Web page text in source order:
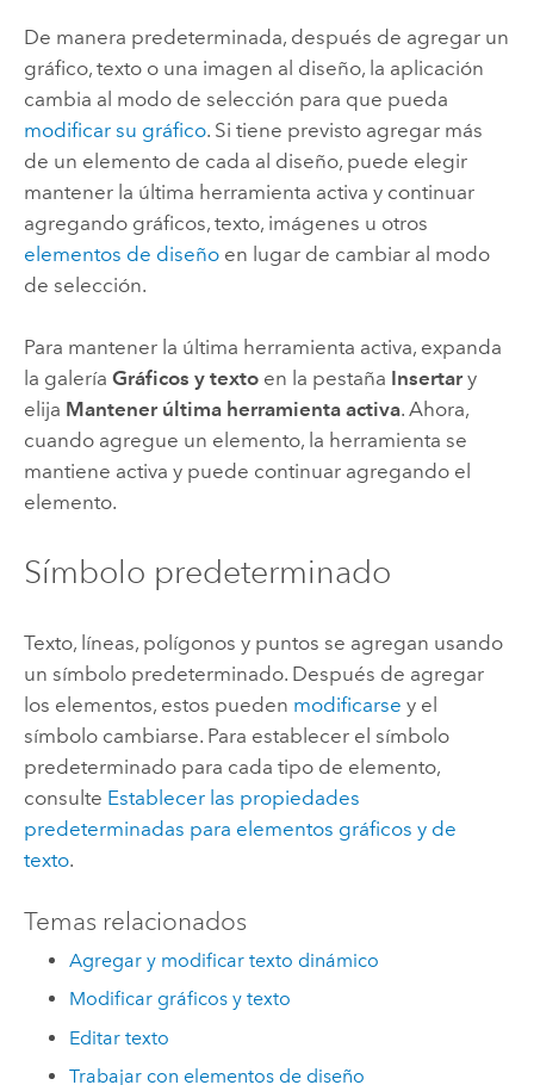
De manera predeterminada, después de agregar un
gráfico, texto o una imagen al diseño, la aplicación
cambia al modo de selección para que pueda
modificar su gráfico. Si tiene previsto agregar más
de un elemento de cada al diseño, puede elegir
mantener la última herramienta activa y continuar
agregando gráficos, texto, imágenes u otros
elementos de diseñoen lugar de cambiar al modo
de selección.
Para mantener la última herramienta activa, expanda
la galería Gráficos y textoen la pestaña Insertary
elija Mantener última herramienta activa. Ahora,
cuando agregue un elemento, la herramienta se
mantiene activa y puede continuar agregando el
elemento.
Símbolo predeterminado
Texto, líneas, polígonos y puntos se agregan usando
un símbolo predeterminado. Después de agregar
los elementos, estos pueden modificarse y el
símbolo cambiarse. Para establecer el símbolo
predeterminado para cada tipo de elemento,
consulte Establecer las propiedades
predeterminadas para elementos gráficos y de
texto.
Temas relacionados
Agregar y modificar texto dinámico
Modificar gráficos y texto
Editar texto
Trabajar con elementos de diseño